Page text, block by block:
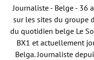
Journaliste - Belge - 36
sur les sites du groupe
du quotidien belge Le
BX1 et actuellement
Belga. Journaliste